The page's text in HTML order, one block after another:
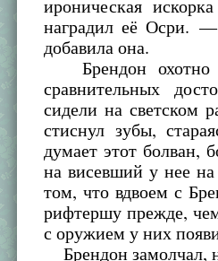
ироническая
наградил её Осри.
добавила она.
Брендон охотно
сравнительных
сидели на светском
стиснул зубы,
думает этот болван,
на висевший у нее
том, что вдвоем с
рифтершу прежде,
с оружием у них
Брендон замолчал,